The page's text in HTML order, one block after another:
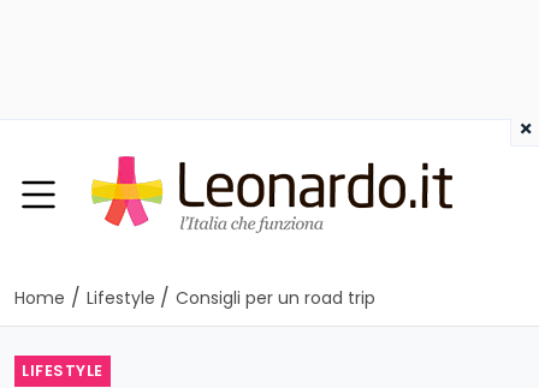
Home / Lifestyle / Consigli per un road trip
LIFESTYLE
×